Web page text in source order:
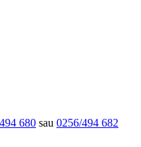
680 sau 0256/494 682